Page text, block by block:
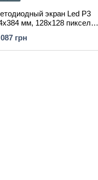
экран Led Р3
мм, 128х128 пикселей,
грн